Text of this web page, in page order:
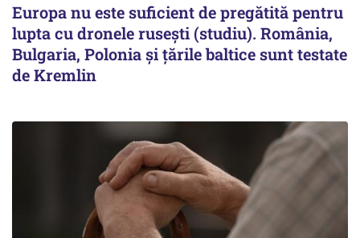
Europa nu este suficient de pregătită pentru
lupta cu dronele rusești (studiu). România,
Bulgaria, Polonia și țările baltice sunt testate
de Kremlin